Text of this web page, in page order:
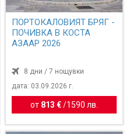
ПОРТОКАЛОВИЯТ БРЯГ -
ПОЧИВКА В КОСТА
АЗААР 2026
8 дни / 7 нощувки
дата: 03.09.2026 г.
от 813 €/ 1590 лв.